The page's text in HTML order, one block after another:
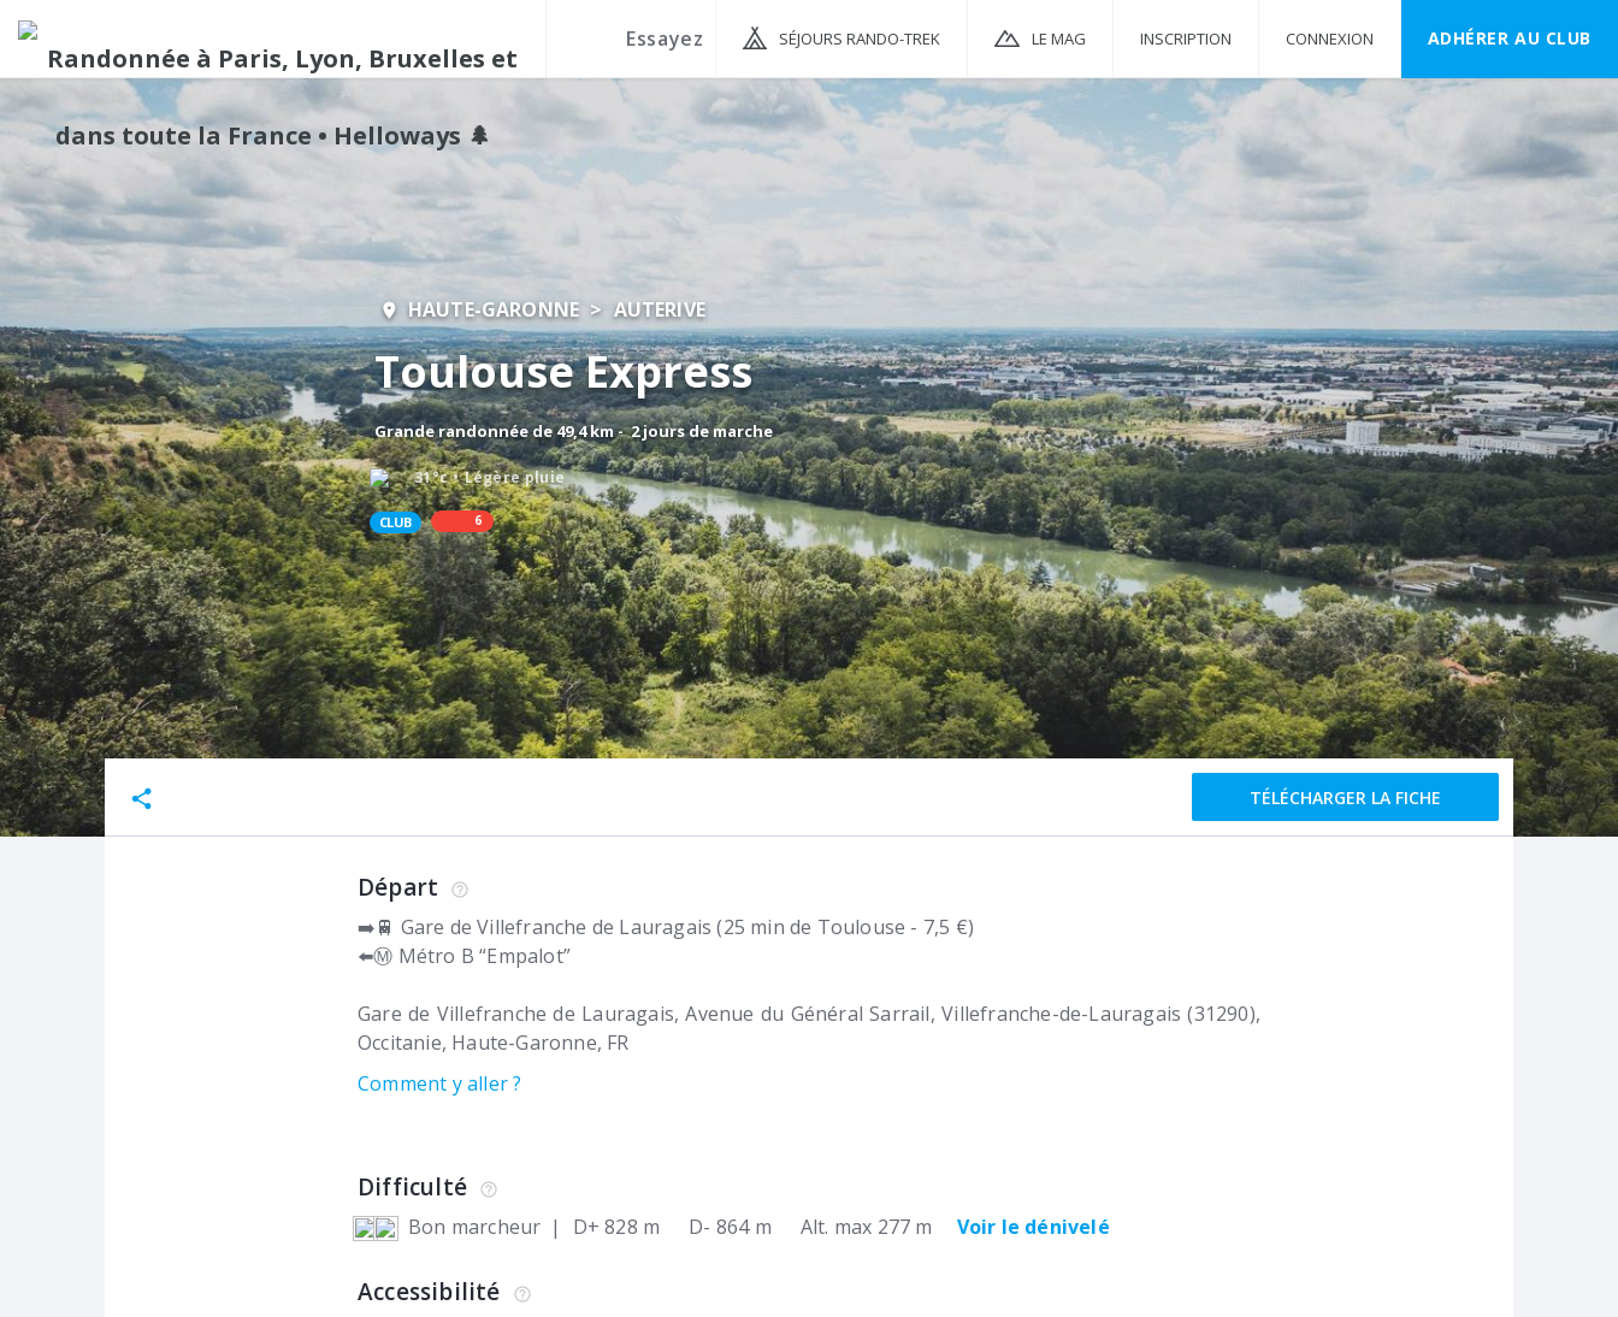
SÉJOURS RANDO-TREK LE MAG INSCRIPTION CONNEXION ADHÉRER AU CLUB
HAUTE-GARONNE AUTERIVE
Toulouse Express
Grande randonnée de 49,4 km - 2 jours de marche
31°c Légère pluie
CLUB 6
TÉLÉCHARGER LA FICHE
Départ
➡️🚆 Gare de Villefranche de Lauragais (25 min de Toulouse - 7,5 €)
⬅️Ⓜ️ Métro B “Empalot”
Gare de Villefranche de Lauragais Avenue du Général Sarrail Villefranche-de-Lauragais (31290)
Occitanie, Haute-Garonne FR
Comment y aller ?
Difficulté
Bon marcheur | D+ 828 m D- 864 m Alt. max 277 m Voir le dénivelé
Accessibilité